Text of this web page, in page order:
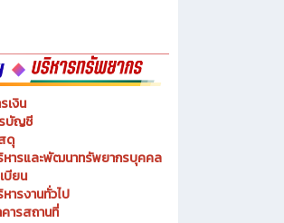
เงิน
บัญชี
ดุ
หารและพัฒนาทรัพยากรบุคคล
บียน
ารงานทั่วไป
ารสถานที่